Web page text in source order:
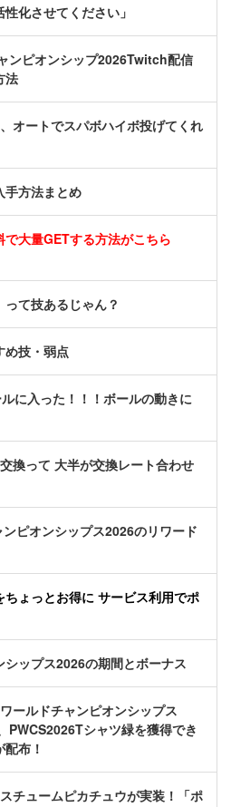
化させてください」
ンピオンシップ2026Twitch配信
法
オートでスパボハイボ投げてくれ
手方法まとめ
で大量GETする方法がこちら
て技あるじゃん？
め技・弱点
に入った！！！ボールの動きに
換って 大半が交換レート合わせ
ピオンシップス2026のリワード
ちょっとお得に サービス利用でポ
ップス2026の期間とボーナス
ールドチャンピオンシップス
PWCS2026Tシャツ緑を獲得でき
布！
チュームピカチュウが実装！「ポ